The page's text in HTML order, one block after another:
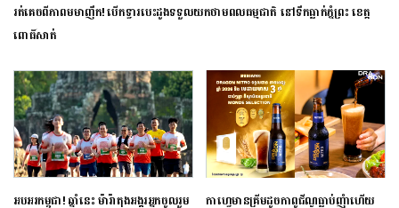
រត់គេចពីភាពមមាញឹក! បើកទ្វារបេះដូងទទួលយកថាមពលធម្មជាតិ នៅទឹកធ្លាក់ភ្នំព្រះ ខេត្ត
ពោធិ៍សាត់
អបអរកម្ពុជា! ឆ្នាំនេះ ម៉ារ៉ាតុង​អង្គរ​អ្នក​ចូលរួម​ កាហ្វេមានគ្រីមដូចកាពូជីណូធ្លាប់ញុំាហើយ